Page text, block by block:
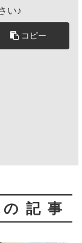
い♪
コピー
記事